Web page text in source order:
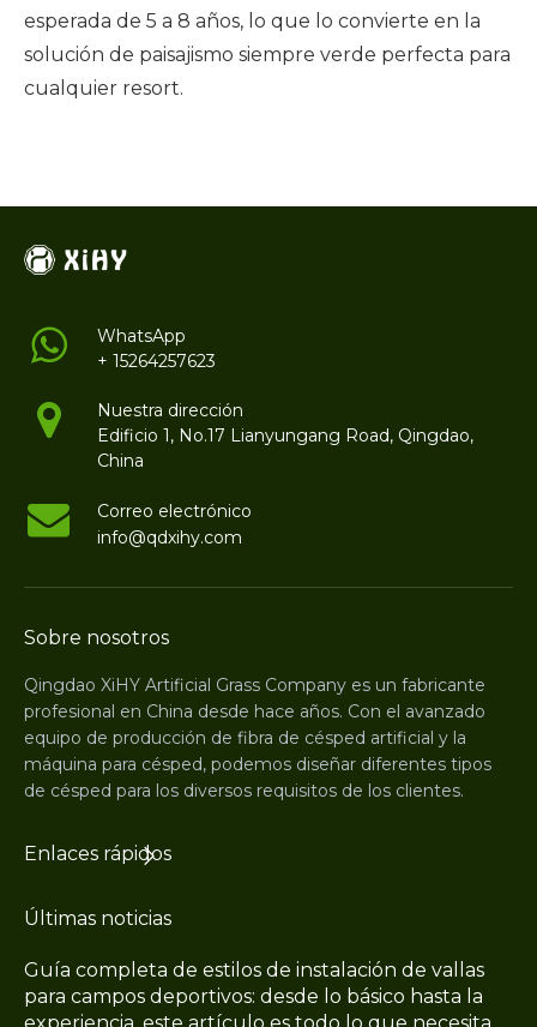
esperada de 5 a 8 años, lo que lo convierte en la
solución de paisajismo siempre verde perfecta para
cualquier resort.
WhatsApp
+ 15264257623
Nuestra dirección
Edificio 1, No.17 Lianyungang Road, Qingdao,
China
Correo electrónico
info@qdxihy.com
Sobre nosotros
Qingdao XiHY Artificial Grass Company es un fabricante
profesional en China desde hace años. Con el avanzado
equipo de producción de fibra de césped artificial y la
máquina para césped, podemos diseñar diferentes tipos
de césped para los diversos requisitos de los clientes.
Enlaces rápidos
Últimas noticias
Guía completa de estilos de instalación de vallas
para campos deportivos: desde lo básico hasta la
experiencia, este artículo es todo lo que necesita